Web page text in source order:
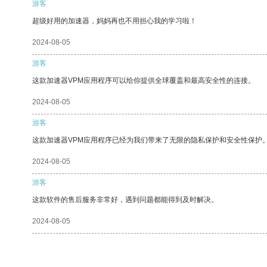
游客
超级好用的加速器，妈妈再也不用担心我的学习啦！
2024-08-05
游客
这款加速器VPM应用程序可以给你提供全球覆盖和最高安全性的连接。
2024-08-05
游客
这款加速器VPM应用程序已经为我们带来了无限的隐私保护和安全性保护
2024-08-05
游客
这款软件的售后服务非常好，遇到问题都能得到及时解决。
2024-08-05